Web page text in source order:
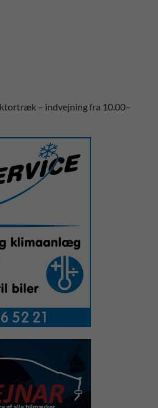
– indvejning fra 10.00–